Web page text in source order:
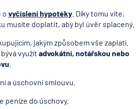
o vyčíslení hypotéky . Díky tomu víte,
musíte doplatit, aby byl úvěr splacený.
jakým způsobem vše zaplatí.
využít advokátní, notářskou nebo
a úschovní smlouvu.
peníze do úschovy.